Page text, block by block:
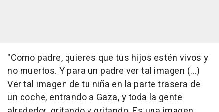
"Como padre, quieres que tus hijos estén vivos y
no muertos. Y para un padre ver tal imagen (...)
Ver tal imagen de tu niña en la parte trasera de
un coche, entrando a Gaza, y toda la gente